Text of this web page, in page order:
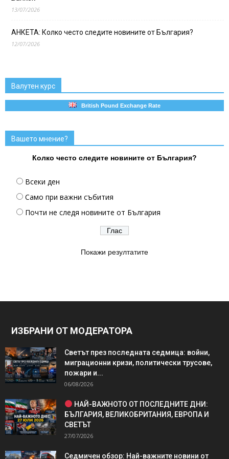
13/07/2026
АНКЕТА: Колко често следите новините от България?
12/07/2026
Валутен курс
British Pound Exchange Rate
Вашето мнение?
Колко често следите новините от България?
Всеки ден
Само при важни събития
Почти не следя новините от България
Покажи резултатите
ИЗБРАНИ ОТ МОДЕРАТОРА
Светът през последната седмица: войни,
миграционни кризи, политически трусове,
пожари и...
06/08/2026
НАЙ-ВАЖНОТО ОТ ПОСЛЕДНИТЕ ДНИ:
БЪЛГАРИЯ, ВЕЛИКОБРИТАНИЯ, ЕВРОПА И
СВЕТЪТ
27/07/2026
Седмичен обзор: Най-важните новини от